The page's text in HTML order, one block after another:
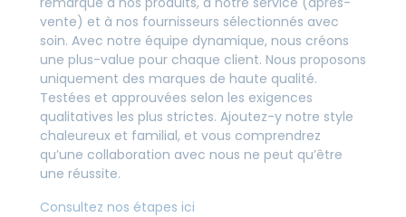
vente) et à nos fournisseurs sélectionnés avec
soin. Avec notre équipe dynamique, nous créons
une plus-value pour chaque client. Nous proposons
uniquement des marques de haute qualité.
Testées et approuvées selon les exigences
qualitatives les plus strictes. Ajoutez-y notre style
chaleureux et familial, et vous comprendrez
qu’une collaboration avec nous ne peut qu’être
une réussite.
Consultez nos étapes ici